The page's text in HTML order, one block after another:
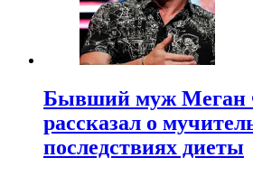
Бывший муж Меган
рассказал о
последствиях диеты